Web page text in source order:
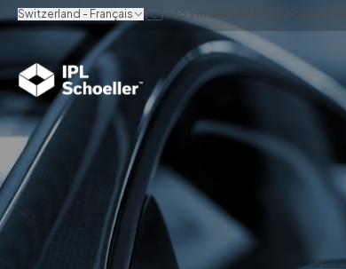
Switzerland - Français info.switzerland@iplschoeller.com